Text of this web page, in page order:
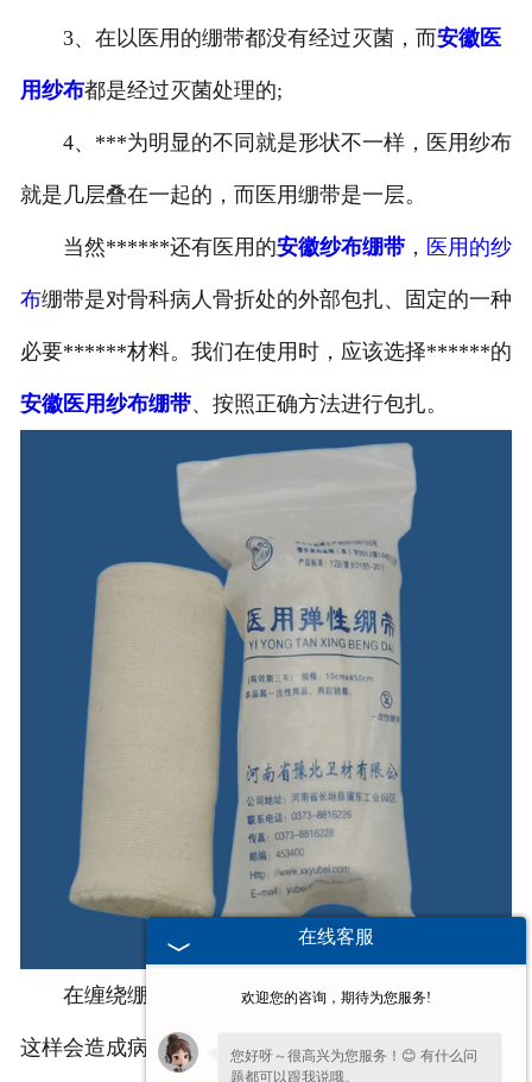
3、在以医用的绷带都没有经过灭菌，而安徽医
用纱布都是经过灭菌处理的;
4、***为明显的不同就是形状不一样，医用纱布
就是几层叠在一起的，而医用绷带是一层。
当然******还有医用的安徽纱布绷带， 医用的纱
布绷带是对骨科病人骨折处的外部包扎、固定的一种
必要******材料。我们在使用时，应该选择******的
安徽医用纱布绷带、按照正确方法进行包扎。
在缠绕绷带时，缠绕的缠绕不能过于紧绷，因为
这样会造成病人的血液不流通，不舒服，会不利于伤
在线客服
欢迎您的咨询，期待为您服务!
您好呀～很高兴为您服务！😊 有什么问
题都可以跟我说哦。